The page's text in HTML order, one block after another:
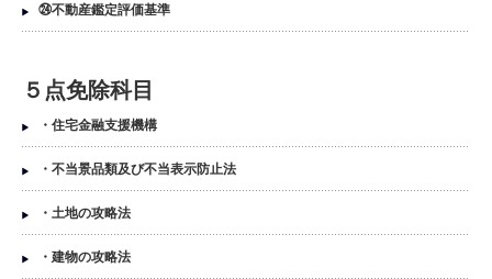
㉔不動産鑑定評価基準
５点免除科目
・住宅金融支援機構
・不当景品類及び不当表示防止法
・土地の攻略法
・建物の攻略法